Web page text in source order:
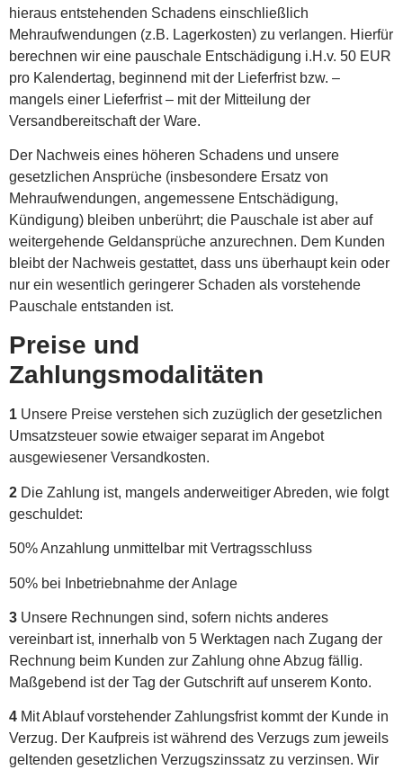
hieraus entstehenden Schadens einschließlich
Mehraufwendungen (z.B. Lagerkosten) zu verlangen. Hierfür
berechnen wir eine pauschale Entschädigung i.H.v. 50 EUR
pro Kalendertag, beginnend mit der Lieferfrist bzw. –
mangels einer Lieferfrist – mit der Mitteilung der
Versandbereitschaft der Ware.
Der Nachweis eines höheren Schadens und unsere
gesetzlichen Ansprüche (insbesondere Ersatz von
Mehraufwendungen, angemessene Entschädigung,
Kündigung) bleiben unberührt; die Pauschale ist aber auf
weitergehende Geldansprüche anzurechnen. Dem Kunden
bleibt der Nachweis gestattet, dass uns überhaupt kein oder
nur ein wesentlich geringerer Schaden als vorstehende
Pauschale entstanden ist.
Preise und
Zahlungsmodalitäten
1 Unsere Preise verstehen sich zuzüglich der gesetzlichen
Umsatzsteuer sowie etwaiger separat im Angebot
ausgewiesener Versandkosten.
2 Die Zahlung ist, mangels anderweitiger Abreden, wie folgt
geschuldet:
50% Anzahlung unmittelbar mit Vertragsschluss
50% bei Inbetriebnahme der Anlage
3 Unsere Rechnungen sind, sofern nichts anderes
vereinbart ist, innerhalb von 5 Werktagen nach Zugang der
Rechnung beim Kunden zur Zahlung ohne Abzug fällig.
Maßgebend ist der Tag der Gutschrift auf unserem Konto.
4 Mit Ablauf vorstehender Zahlungsfrist kommt der Kunde in
Verzug. Der Kaufpreis ist während des Verzugs zum jeweils
geltenden gesetzlichen Verzugszinssatz zu verzinsen. Wir